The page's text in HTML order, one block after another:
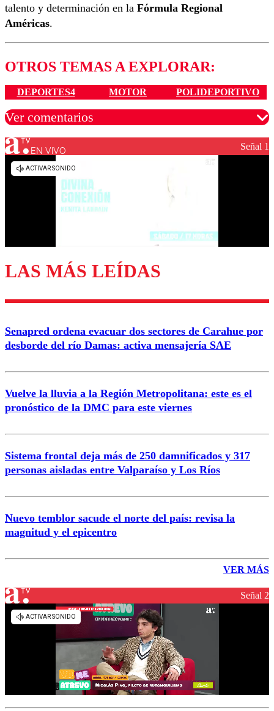
talento y determinación en la Fórmula Regional
Américas.
OTROS TEMAS A EXPLORAR:
DEPORTES4 MOTOR POLIDEPORTIVO
Ver comentarios
Los comentarios son moderados para garantizar un
Enviar comentario
EN VIVO Señal 1
LAS MÁS LEÍDAS
Senapred ordena evacuar dos sectores de Carahue por
desborde del río Damas: activa mensajería SAE
Vuelve la lluvia a la Región Metropolitana: este es el
pronóstico de la DMC para este viernes
Sistema frontal deja más de 250 damnificados y 317
personas aisladas entre Valparaíso y Los Ríos
Nuevo temblor sacude el norte del país: revisa la
magnitud y el epicentro
VER MÁS
Señal 2